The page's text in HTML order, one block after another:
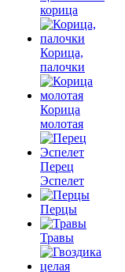
корица
Корица,
палочки
Корица
молотая
Перец
Эспелет
Перцы
Травы